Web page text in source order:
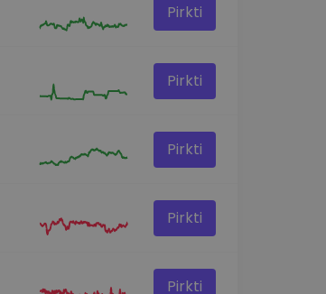
Pirkti
Pirkti
Pirkti
Pirkti
Pirkti